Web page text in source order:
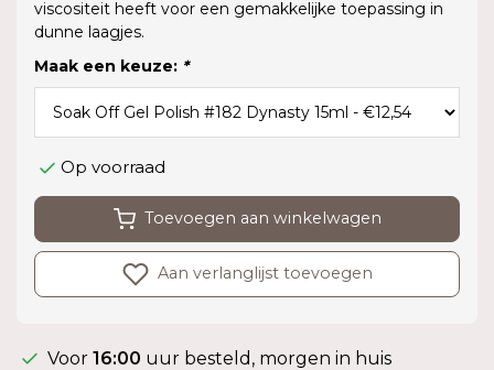
viscositeit heeft voor een gemakkelijke toepassing in
dunne laagjes.
Maak een keuze: *
Op voorraad
Toevoegen aan winkelwagen
Aan verlanglijst toevoegen
Voor 16:00 uur besteld, morgen in huis